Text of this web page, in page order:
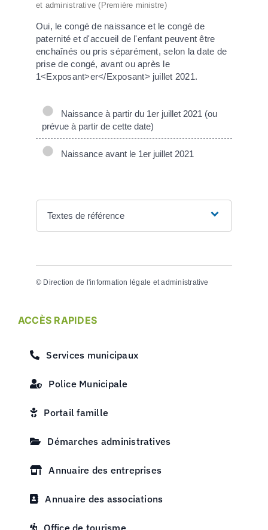
et administrative (Première ministre)
Oui, le congé de naissance et le congé de
paternité et d'accueil de l'enfant peuvent être
enchaînés ou pris séparément, selon la date de
prise de congé, avant ou après le
1<Exposant>er</Exposant> juillet 2021.
Naissance à partir du 1er juillet 2021 (ou
prévue à partir de cette date)
Naissance avant le 1er juillet 2021
Textes de référence
© Direction de l'information légale et administrative
ACCÈS RAPIDES
Services municipaux
Police Municipale
Portail famille
Démarches administratives
Annuaire des entreprises
Annuaire des associations